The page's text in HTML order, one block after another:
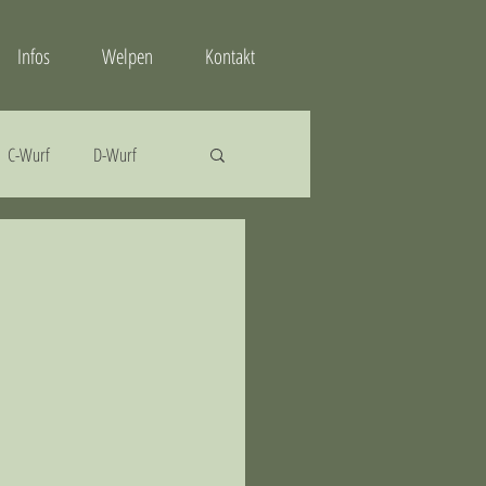
C-Wurf D-Wurf
Infos Welpen Kontakt